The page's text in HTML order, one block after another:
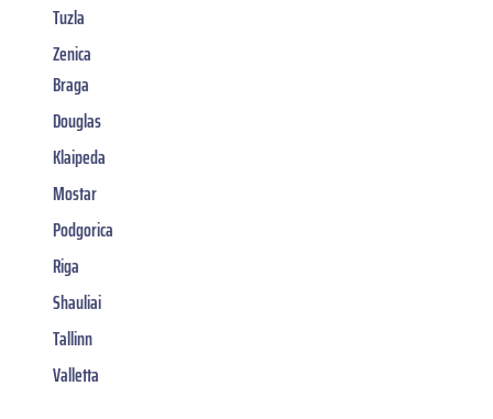
Tuzla
Zenica
Braga
Douglas
Klaipeda
Mostar
Podgorica
Riga
Shauliai
Tallinn
Valletta